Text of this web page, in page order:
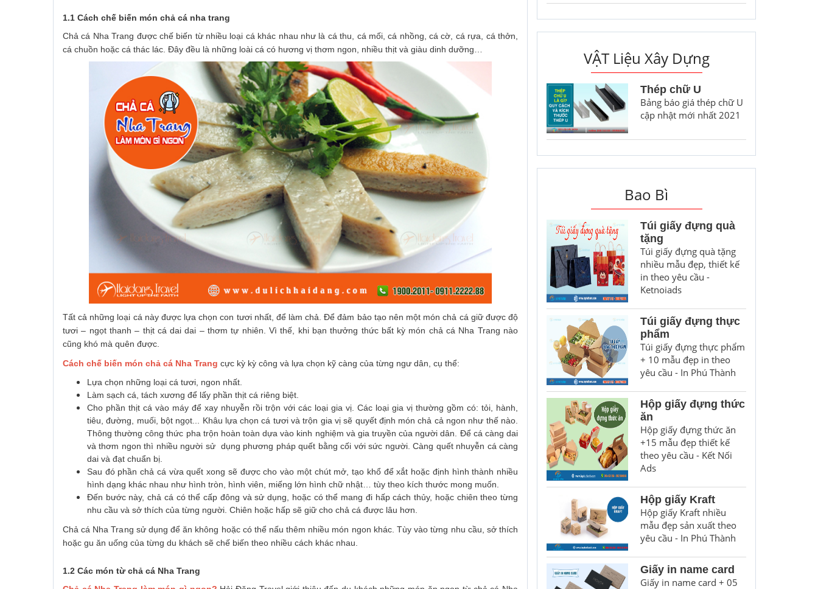
1.1 Cách chế biến món chả cá nha trang
Chả cá Nha Trang được chế biến từ nhiều loại cá khác nhau như là cá thu, cá mối, cá nhồng, cá cờ, cá rựa, cá thởn,
cá chuồn hoặc cá thác lác. Đây đều là những loài cá có hương vị thơm ngon, nhiều thịt và giàu dinh dưỡng…
Tất cả những loại cá này được lựa chọn con tươi nhất, để làm chả. Để đảm bảo tạo nên một món chả cá giữ được độ
tươi – ngọt thanh – thịt cá dai dai – thơm tự nhiên. Vì thế, khi bạn thưởng thức bất kỳ món chả cá Nha Trang nào
cũng khó mà quên được.
Cách chế biến món chả cá Nha Trang cực kỳ kỳ công và lựa chọn kỹ càng của từng ngư dân, cụ thể:
Lựa chọn những loại cá tươi, ngon nhất.
Làm sạch cá, tách xương để lấy phần thịt cá riêng biệt.
Cho phần thịt cá vào máy để xay nhuyễn rồi trộn với các loại gia vị. Các loại gia vị thường gồm có: tỏi, hành,
tiêu, đường, muối, bột ngọt... Khâu lựa chọn cá tươi và trộn gia vị sẽ quyết định món chả cả ngon như thế nào.
Thông thường công thức pha trộn hoàn toàn dựa vào kinh nghiệm và gia truyền của người dân. Để cá càng dai
và thơm ngon thì nhiều người sử dụng phương pháp quết bằng cối với sức người. Càng quết nhuyễn cá càng
dai và đạt chuẩn bị.
Sau đó phần chả cá vừa quết xong sẽ được cho vào một chút mở, tạo khổ để xắt hoặc định hình thành nhiều
hình dạng khác nhau như hình tròn, hình viên, miếng lớn hình chữ nhật… tùy theo kích thước mong muốn.
Đến bước này, chả cá có thể cấp đông và sử dụng, hoặc có thể mang đi hấp cách thủy, hoặc chiên theo từng
nhu cầu và sở thích của từng người. Chiên hoặc hấp sẽ giữ cho chả cá được lâu hơn.
Chả cá Nha Trang sử dụng để ăn không hoặc có thể nấu thêm nhiều món ngon khác. Tùy vào từng nhu cầu, sở thích
hoặc gu ăn uống của từng du khách sẽ chế biến theo nhiều cách khác nhau.
1.2 Các món từ chả cá Nha Trang
VẬT Liệu Xây Dựng
Thép chữ U
Bảng báo giá thép chữ U
cập nhật mới nhất 2021
Bao Bì
Túi giấy đựng quà
tặng
Túi giấy đựng quà tặng
nhiều mẫu đẹp, thiết kế
in theo yêu cầu -
Ketnoiads
Túi giấy đựng thực
phẩm
Túi giấy đựng thực phẩm
+ 10 mẫu đẹp in theo
yêu cầu - In Phú Thành
Hộp giấy đựng thức
ăn
Hộp giấy đựng thức ăn
+15 mẫu đẹp thiết kế
theo yêu cầu - Kết Nối
Ads
Hộp giấy Kraft
Hộp giấy Kraft nhiều
mẫu đẹp sản xuất theo
yêu cầu - In Phú Thành
Giấy in name card
Giấy in name card + 05